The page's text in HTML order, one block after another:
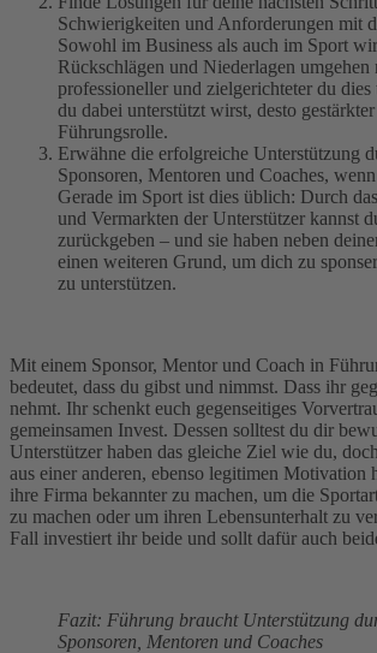
Schwierigkeiten und Anforderungen mit
Sowohl im Business als auch im Sport
Rückschlägen und Niederlagen umgehen
professioneller und zielgerichteter du dies
du dabei unterstützt wirst, desto
Führungsrolle.
Erwähne die erfolgreiche Unterstützung
Sponsoren, Mentoren und Coaches,
Gerade im Sport ist dies üblich: Durch
und Vermarkten der Unterstützer kannst
zurückgeben – und sie haben neben
einen weiteren Grund, um dich zu
zu unterstützen.
Mit einem Sponsor, Mentor und Coach in
bedeutet, dass du gibst und nimmst. Dass ihr
nehmt. Ihr schenkt euch gegenseitiges
gemeinsamen Invest. Dessen solltest du dir
Unterstützer haben das gleiche Ziel wie du,
aus einer anderen, ebenso legitimen Motivation
ihre Firma bekannter zu machen, um die
zu machen oder um ihren Lebensunterhalt zu
Fall investiert ihr beide und sollt dafür auch
Fazit: Führung braucht Unterstützung
Sponsoren, Mentoren und Coaches